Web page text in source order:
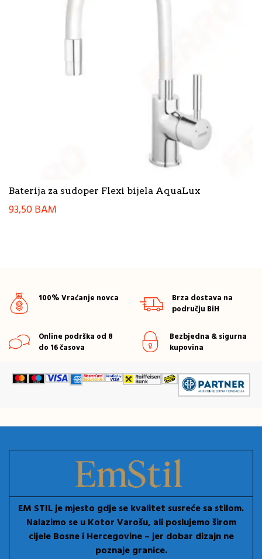
Baterija za sudoper Flexi bijela AquaLux
93,50BAM
100% Vraćanje novca
Brza dostava na
području BiH
Online podrška od 8
do 16 časova
Bezbjedna & sigurna
kupovina
EM STIL je mjesto gdje se kvalitet susreće sa stilom.
Nalazimo se u Kotor Varošu, ali poslujemo širom
cijele Bosne i Hercegovine – jer dobar dizajn ne
poznaje granice.